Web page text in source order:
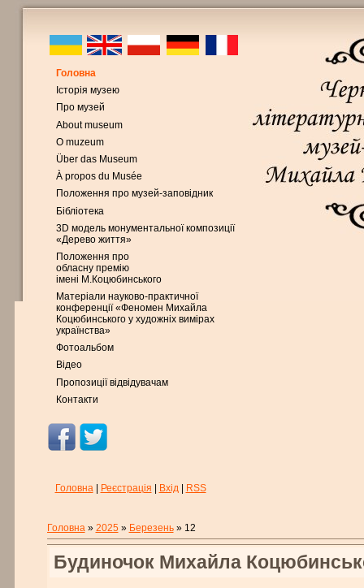
Головна
Історія музею
Про музей
About museum
O muzeum
Über das Museum
À propos du Musée
Положення про музей-заповідник
Бібліотека
3D модель монументальної композиції
«Дерево життя»
Положення про
обласну премію
імені М.Коцюбинського
Матеріали науково-практичної
конференції «Феномен Михайла
Коцюбинського у художніх вимірах
українства»
Фотоальбом
Відео
Пропозиції відвідувачам
Контакти
Головна| Реєстрація Вхід| RSS
Головна» 2025 » Березень » 12
Будиночок Михайла